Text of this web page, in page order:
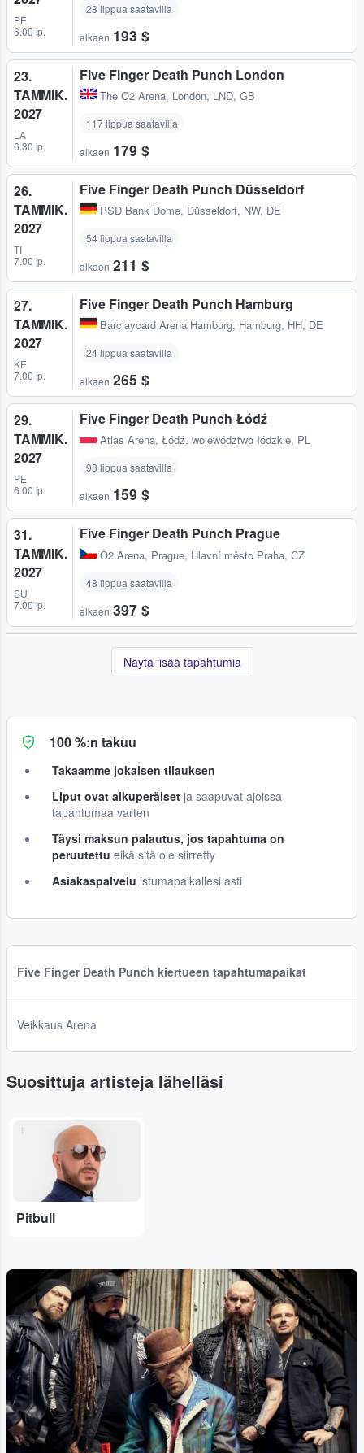
PE
6.00 ip.
28 lippua saatavilla
alkaen 193 $
23.
TAMMIK.
2027
LA
6.30 ip.
Five Finger Death Punch London
The O2 Arena, London, LND, GB
117 lippua saatavilla
alkaen 179 $
26.
TAMMIK.
2027
TI
7.00 ip.
Five Finger Death Punch Düsseldorf
PSD Bank Dome, Düsseldorf, NW, DE
54 lippua saatavilla
alkaen 211 $
27.
TAMMIK.
2027
KE
7.00 ip.
Five Finger Death Punch Hamburg
Barclaycard Arena Hamburg, Hamburg, HH, DE
24 lippua saatavilla
alkaen 265 $
29.
TAMMIK.
2027
PE
6.00 ip.
Five Finger Death Punch Łódź
Atlas Arena, Łódź, województwo łódzkie, PL
98 lippua saatavilla
alkaen 159 $
31.
TAMMIK.
2027
SU
7.00 ip.
Five Finger Death Punch Prague
O2 Arena, Prague, Hlavní město Praha, CZ
48 lippua saatavilla
alkaen 397 $
Näytä lisää tapahtumia
100 %:n takuu
Takaamme jokaisen tilauksen
Liput ovat alkuperäiset ja saapuvat ajoissa
tapahtumaa varten
Täysi maksun palautus, jos tapahtuma on
peruutettu eikä sitä ole siirretty
Asiakaspalvelu istumapaikallesi asti
Five Finger Death Punch kiertueen tapahtumapaikat
Veikkaus Arena
Suosittuja artisteja lähelläsi
Pitbull